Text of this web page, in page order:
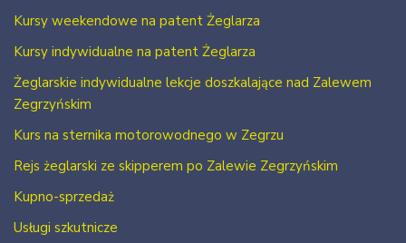
Kursy weekendowe na patent Żeglarza
Kursy indywidualne na patent Żeglarza
Żeglarskie indywidualne lekcje doszkalające nad Zalewem
Zegrzyńskim
Kurs na sternika motorowodnego w Zegrzu
Rejs żeglarski ze skipperem po Zalewie Zegrzyńskim
Kupno-sprzedaż
Usługi szkutnicze